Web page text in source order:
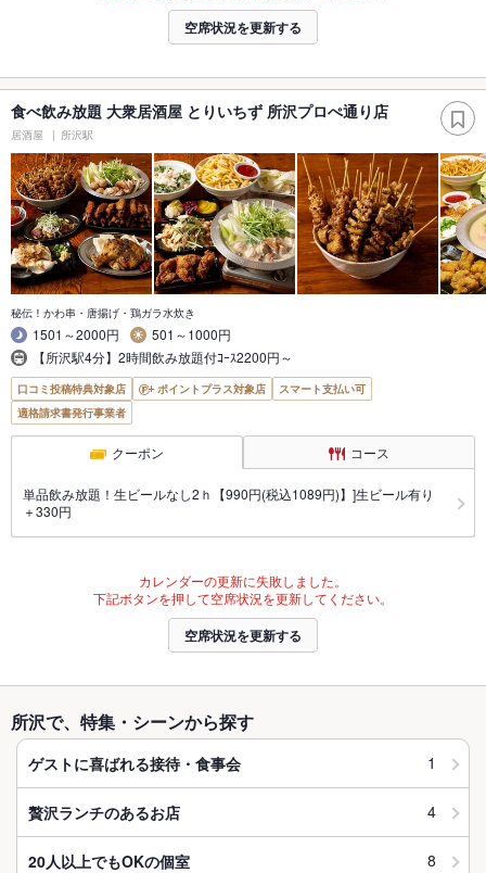
空席状況を更新する
食べ飲み放題 大衆居酒屋 とりいちず 所沢プロぺ通り店
居酒屋 所沢駅
秘伝！かわ串・唐揚げ・鶏ガラ水炊き
1501～2000円
501～1000円
【所沢駅4分】2時間飲み放題付ｺｰｽ2200円～
口コミ投稿特典対象店 ポイントプラス対象店
スマート支払い可
適格請求書発行事業者
クーポン コース
単品飲み放題！生ビールなし2ｈ【990円(税込1089円)】]生ビール有り
＋330円
カレンダーの更新に失敗しました。
下記ボタンを押して空席状況を更新してください。
空席状況を更新する
所沢で、特集・シーンから探す
ゲストに喜ばれる接待・食事会 1
贅沢ランチのあるお店 4
20人以上でもOKの個室 8